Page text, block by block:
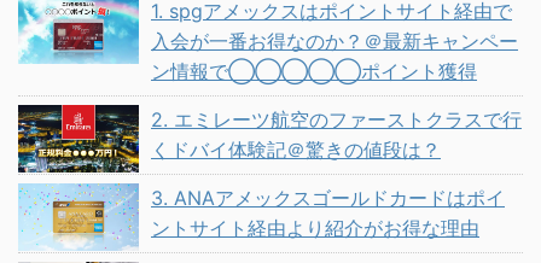
1. spgアメックスはポイントサイト経由で
入会が一番お得なのか？＠最新キャンペー
ン情報で◯◯◯◯◯ポイント獲得
2. エミレーツ航空のファーストクラスで行
くドバイ体験記＠驚きの値段は？
3. ANAアメックスゴールドカードはポイ
ントサイト経由より紹介がお得な理由